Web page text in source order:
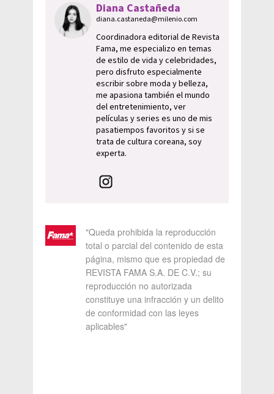
Diana Castañeda
diana.castaneda@milenio.com
Coordinadora editorial de Revista
Fama, me especializo en temas
de estilo de vida y celebridades,
pero disfruto especialmente
escribir sobre moda y belleza,
me apasiona también el mundo
del entretenimiento, ver
películas y series es uno de mis
pasatiempos favoritos y si se
trata de cultura coreana, soy
experta.
"Queda prohibida la reproducción
total o parcial del contenido de esta
página, mismo que es propiedad de
REVISTA FAMA S.A. DE C.V.; su
reproducción no autorizada
constituye una infracción y un delito
de conformidad con las leyes
aplicables"